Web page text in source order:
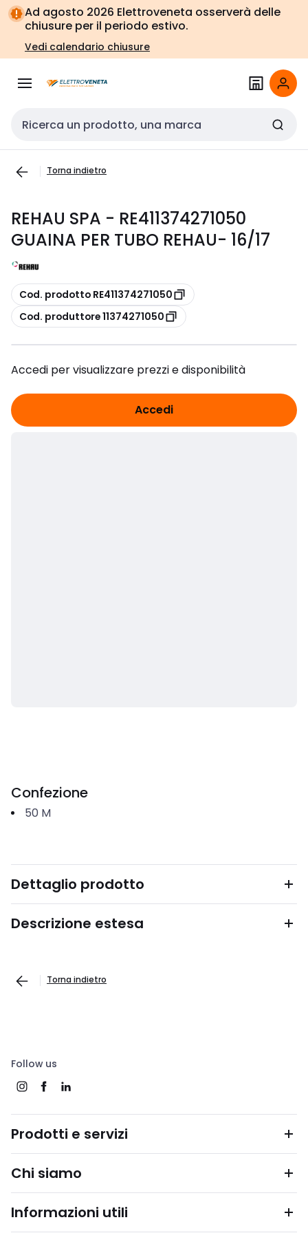
Vai alla
navigazione
Vai
alla
pagina
Ad agosto 2026 Elettroveneta osserverà delle
chiusure per il periodo estivo.
Vedi calendario chiusure
Cerca input
Torna indietro
REHAU SPA - RE411374271050
GUAINA PER TUBO REHAU- 16/17
copia
Cod. prodotto RE411374271050
copia
Cod. produttore 11374271050
Accedi per visualizzare prezzi e disponibilità
Accedi
Confezione
50 M
Dettaglio prodotto
Descrizione estesa
Torna indietro
Follow us
Prodotti e servizi
Chi siamo
Informazioni utili